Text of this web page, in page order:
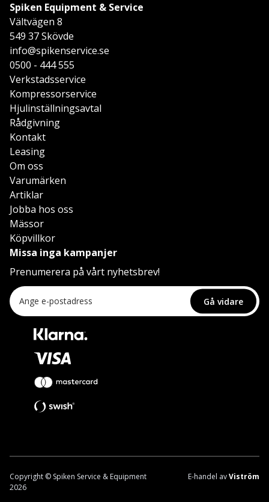
Spiken Equipment & Service
Vältvägen 8
549 37 Skövde
info@spikenservice.se
0500 - 444 555
Verkstadsservice
Kompressorservice
Hjulinställningsavtal
Rådgivning
Kontakt
Leasing
Om oss
Varumärken
Artiklar
Jobba hos oss
Mässor
Köpvillkor
Missa inga kampanjer
Prenumerera på vårt nyhetsbrev!
Gå vidare
Copyright © Spiken Service & Equipment
2026
E-handel avViström